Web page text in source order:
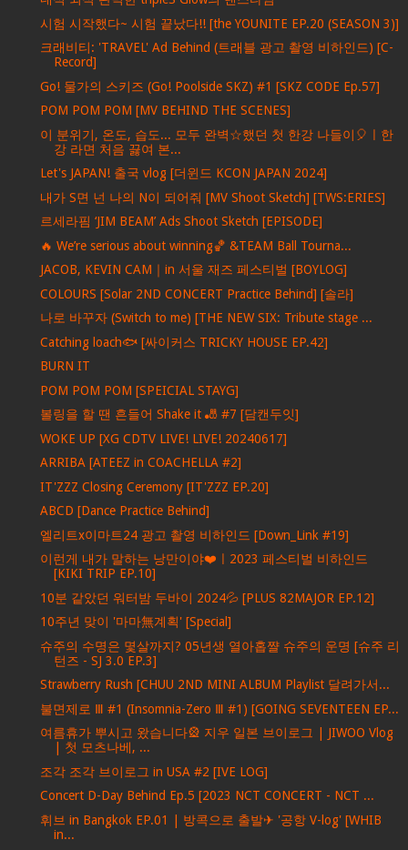
시험 시작했다~ 시험 끝났다!! [the YOUNITE EP.20 (SEASON 3)]
크래비티: 'TRAVEL' Ad Behind (트래블 광고 촬영 비하인드) [C-
Record]
Go! 물가의 스키즈 (Go! Poolside SKZ) #1 [SKZ CODE Ep.57]
POM POM POM [MV BEHIND THE SCENES]
이 분위기, 온도, 습도... 모두 완벽☆했던 첫 한강 나들이🎈ㅣ한
강 라면 처음 끓여 본...
Let's JAPAN! 출국 vlog [더윈드 KCON JAPAN 2024]
내가 S면 넌 나의 N이 되어줘 [MV Shoot Sketch] [TWS:ERIES]
르세라핌 ‘JIM BEAM’ Ads Shoot Sketch [EPISODE]
🔥 We’re serious about winning🏀 &TEAM Ball Tourna...
JACOB, KEVIN CAM｜in 서울 재즈 페스티벌 [BOYLOG]
COLOURS [Solar 2ND CONCERT Practice Behind] [솔라]
나로 바꾸자 (Switch to me) [THE NEW SIX: Tribute stage ...
Catching loach🐟 [싸이커스 TRICKY HOUSE EP.42]
BURN IT
POM POM POM [SPEICIAL STAYG]
볼링을 할 땐 흔들어 Shake it 🎳 #7 [담캔두잇]
WOKE UP [XG CDTV LIVE! LIVE! 20240617]
ARRIBA [ATEEZ in COACHELLA #2]
IT'ZZZ Closing Ceremony [IT'ZZZ EP.20]
ABCD [Dance Practice Behind]
엘리트x이마트24 광고 촬영 비하인드 [Down_Link #19]
이런게 내가 말하는 낭만이야❤️ㅣ2023 페스티벌 비하인드
[KIKI TRIP EP.10]
10분 같았던 워터밤 두바이 2024💦 [PLUS 82MAJOR EP.12]
10주년 맞이 '마마無계획' [Special]
슈주의 수명은 몇살까지? 05년생 열아홉쨜 슈주의 운명 [슈주 리
턴즈 - SJ 3.0 EP.3]
Strawberry Rush [CHUU 2ND MINI ALBUM Playlist 달려가서...
불면제로 Ⅲ #1 (Insomnia-Zero Ⅲ #1) [GOING SEVENTEEN EP...
여름휴가 뿌시고 왔습니다🎡 지우 일본 브이로그 | JIWOO Vlog
| 첫 모츠나베, ...
조각 조각 브이로그 in USA #2 [IVE LOG]
Concert D-Day Behind Ep.5 [2023 NCT CONCERT - NCT ...
휘브 in Bangkok EP.01 | 방콕으로 출발✈ '공항 V-log' [WHIB
in...